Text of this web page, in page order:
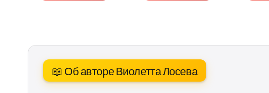
📖 Об авторе Виолетта Лосева